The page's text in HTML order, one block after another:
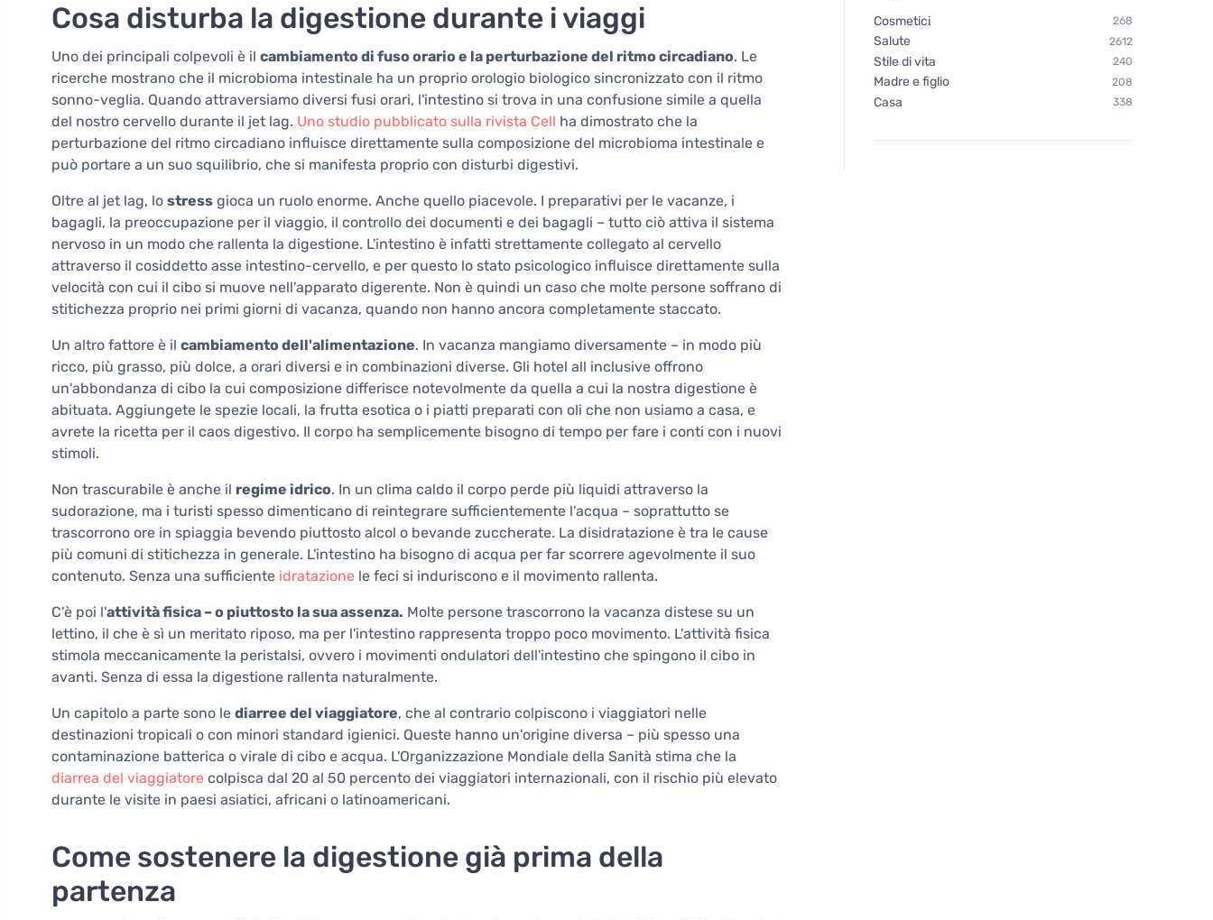
Cosa disturba la digestione durante i viaggi
Uno dei principali colpevoli è il cambiamento di fuso orario e la perturbazione del ritmo circadiano. Le
ricerche mostrano che il microbioma intestinale ha un proprio orologio biologico sincronizzato con il ritmo
sonno-veglia. Quando attraversiamo diversi fusi orari, l'intestino si trova in una confusione simile a quella
del nostro cervello durante il jet lag. Uno studio pubblicato sulla rivista Cell ha dimostrato che la
perturbazione del ritmo circadiano influisce direttamente sulla composizione del microbioma intestinale e
può portare a un suo squilibrio, che si manifesta proprio con disturbi digestivi.
Oltre al jet lag, lo stress gioca un ruolo enorme. Anche quello piacevole. I preparativi per le vacanze, i
bagagli, la preoccupazione per il viaggio, il controllo dei documenti e dei bagagli – tutto ciò attiva il sistema
nervoso in un modo che rallenta la digestione. L'intestino è infatti strettamente collegato al cervello
attraverso il cosiddetto asse intestino-cervello, e per questo lo stato psicologico influisce direttamente sulla
velocità con cui il cibo si muove nell'apparato digerente. Non è quindi un caso che molte persone soffrano di
stitichezza proprio nei primi giorni di vacanza, quando non hanno ancora completamente staccato.
Un altro fattore è il cambiamento dell'alimentazione. In vacanza mangiamo diversamente – in modo più
ricco, più grasso, più dolce, a orari diversi e in combinazioni diverse. Gli hotel all inclusive offrono
un'abbondanza di cibo la cui composizione differisce notevolmente da quella a cui la nostra digestione è
abituata. Aggiungete le spezie locali, la frutta esotica o i piatti preparati con oli che non usiamo a casa, e
avrete la ricetta per il caos digestivo. Il corpo ha semplicemente bisogno di tempo per fare i conti con i nuovi
stimoli.
Non trascurabile è anche il regime idrico. In un clima caldo il corpo perde più liquidi attraverso la
sudorazione, ma i turisti spesso dimenticano di reintegrare sufficientemente l'acqua – soprattutto se
trascorrono ore in spiaggia bevendo piuttosto alcol o bevande zuccherate. La disidratazione è tra le cause
più comuni di stitichezza in generale. L'intestino ha bisogno di acqua per far scorrere agevolmente il suo
contenuto. Senza una sufficiente idratazione le feci si induriscono e il movimento rallenta.
C'è poi l'attività fisica – o piuttosto la sua assenza. Molte persone trascorrono la vacanza distese su un
lettino, il che è sì un meritato riposo, ma per l'intestino rappresenta troppo poco movimento. L'attività fisica
stimola meccanicamente la peristalsi, ovvero i movimenti ondulatori dell'intestino che spingono il cibo in
avanti. Senza di essa la digestione rallenta naturalmente.
Un capitolo a parte sono le diarree del viaggiatore, che al contrario colpiscono i viaggiatori nelle
destinazioni tropicali o con minori standard igienici. Queste hanno un'origine diversa – più spesso una
contaminazione batterica o virale di cibo e acqua. L'Organizzazione Mondiale della Sanità stima che la
diarrea del viaggiatore colpisca dal 20 al 50 percento dei viaggiatori internazionali, con il rischio più elevato
durante le visite in paesi asiatici, africani o latinoamericani.
Come sostenere la digestione già prima della
partenza
Cosmetici 268
Salute 2612
Stile di vita 240
Madre e figlio 208
Casa 338